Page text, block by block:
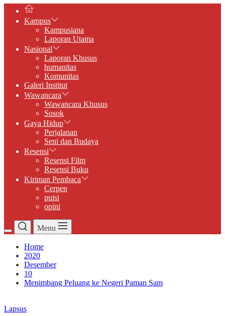
Kampus
Kampusiana
Laporan Utama
Nasional
Laporan Khusus
humanitas
Komunitas
Galeri Institut
Wawancara
Wawancara Khusus
Sosok
Gaya Hidup
Perjalanan
Seni dan Budaya
Resensi
Resensi Film
Resensi Buku
Kiriman Pembaca
Cerpen
puisi
opini
Menu
Home
2020
Desember
10
Menimbang Peluang ke Negeri Paman Sam
Lapsus